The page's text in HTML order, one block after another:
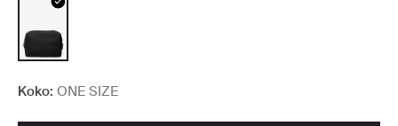
Koko: ONE SIZE